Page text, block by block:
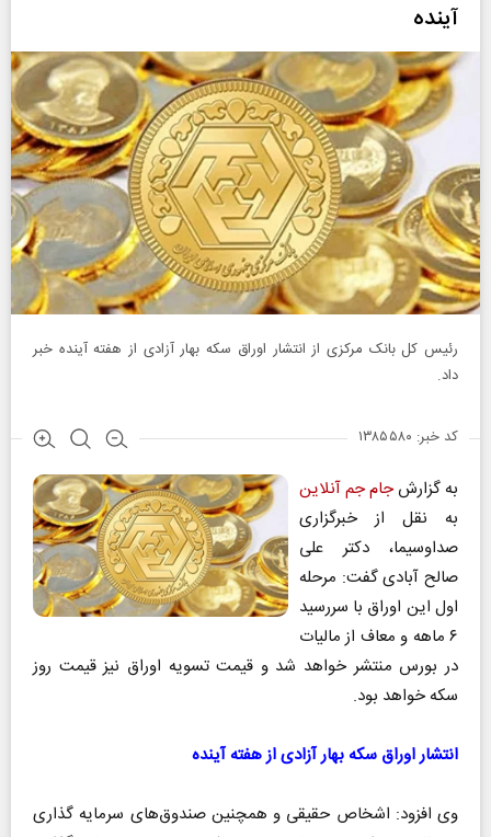
آینده
رئیس کل بانک مرکزی از انتشار اوراق سکه بهار آزادی از هفته آینده خبر
داد.
کد خبر: ۱۳۸۵۵۸۰
به گزارشجام جم آنلاین
به نقل از خبرگزاری
صداوسیما، دکتر علی
صالح آبادی گفت: مرحله
اول این اوراق با سررسید
۶ ماهه و معاف از مالیات
در بورس منتشر خواهد شد و قیمت تسویه اوراق نیز قیمت روز
سکه خواهد بود.
انتشار اوراق سکه بهار آزادی از هفته آینده
وی افزود: اشخاص حقیقی و همچنین صندوق‌های سرمایه گذاری